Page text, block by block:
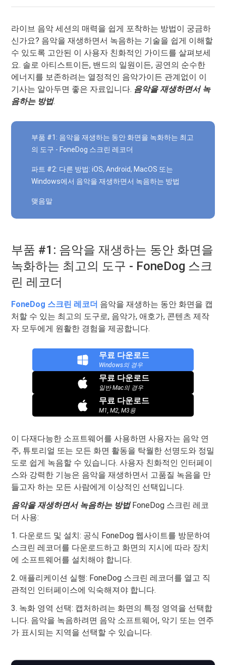
라이브 음악 세션의 매력을 쉽게 포착하는 방법이 궁금하
신가요? 음악을 재생하면서 녹음하는 기술을 쉽게 이해할
수 있도록 고안된 이 사용자 친화적인 가이드를 살펴보세
요. 솔로 아티스트이든, 밴드의 일원이든, 공연의 순수한
에너지를 보존하려는 열정적인 음악가이든 관계없이 이
기사는 알아두면 좋은 자료입니다. 음악을 재생하면서 녹
음하는 방법.
부품 #1: 음악을 재생하는 동안 화면을 녹화하는 최고
의 도구 - FoneDog 스크린 레코더
파트 #2: 다른 방법: iOS, Android, MacOS 또는
Windows에서 음악을 재생하면서 녹음하는 방법
맺음말
부품 #1: 음악을 재생하는 동안 화면을
녹화하는 최고의 도구 - FoneDog 스크
린 레코더
FoneDog 스크린 레코더 음악을 재생하는 동안 화면을 캡
처할 수 있는 최고의 도구로, 음악가, 애호가, 콘텐츠 제작
자 모두에게 원활한 경험을 제공합니다.
무료 다운로드
Windows의 경우
무료 다운로드
일반 Mac의 경우
무료 다운로드
M1, M2, M3용
이 다재다능한 소프트웨어를 사용하면 사용자는 음악 연
주, 튜토리얼 또는 모든 화면 활동을 탁월한 선명도와 정밀
도로 쉽게 녹음할 수 있습니다. 사용자 친화적인 인터페이
스와 강력한 기능은 음악을 재생하면서 고품질 녹음을 만
들고자 하는 모든 사람에게 이상적인 선택입니다.
음악을 재생하면서 녹음하는 방법FoneDog 스크린 레코
더 사용:
1. 다운로드 및 설치: 공식 FoneDog 웹사이트를 방문하여
스크린 레코더를 다운로드하고 화면의 지시에 따라 장치
에 소프트웨어를 설치해야 합니다.
2. 애플리케이션 실행: FoneDog 스크린 레코더를 열고 직
관적인 인터페이스에 익숙해져야 합니다.
3. 녹화 영역 선택: 캡처하려는 화면의 특정 영역을 선택합
니다. 음악을 녹음하려면 음악 소프트웨어, 악기 또는 연주
가 표시되는 지역을 선택할 수 있습니다.